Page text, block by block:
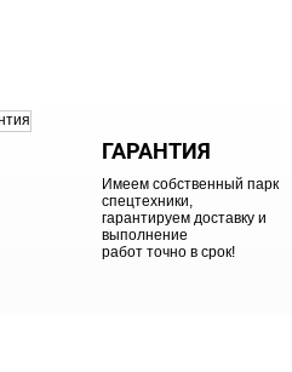
ГАРАНТИЯ
Имеем собственный парк
спецтехники,
гарантируем доставку и
выполнение
работ точно в срок!